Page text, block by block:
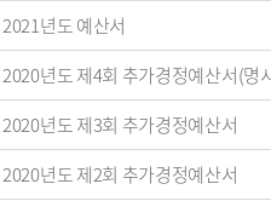
2021년도 예산서
2020년도 제4회 추가경정예산서(명
2020년도 제3회 추가경정예산서
2020년도 제2회 추가경정예산서